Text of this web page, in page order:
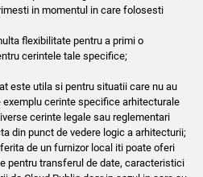
in momentul in care folosesti
flexibilitate pentru a primi o
cerintele tale specifice;
este utila si pentru situatii care nu au
exemplu cerinte specifice arhitecturale
cerinte legale sau reglementari
din punct de vedere logic a arhitecturii;
de un furnizor local iti poate oferi
pentru transferul de date, caracteristici